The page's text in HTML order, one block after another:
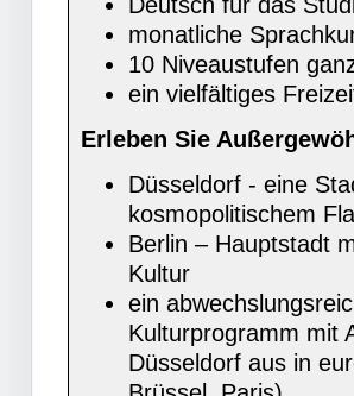
Deutsch für das
monatliche
10 Niveaustufen
ein vielfältiges
Erleben Sie
Düsseldorf - eine
kosmopolitischem
Berlin – Hauptstadt
Kultur
ein
Kulturprogramm mit
Düsseldorf aus in